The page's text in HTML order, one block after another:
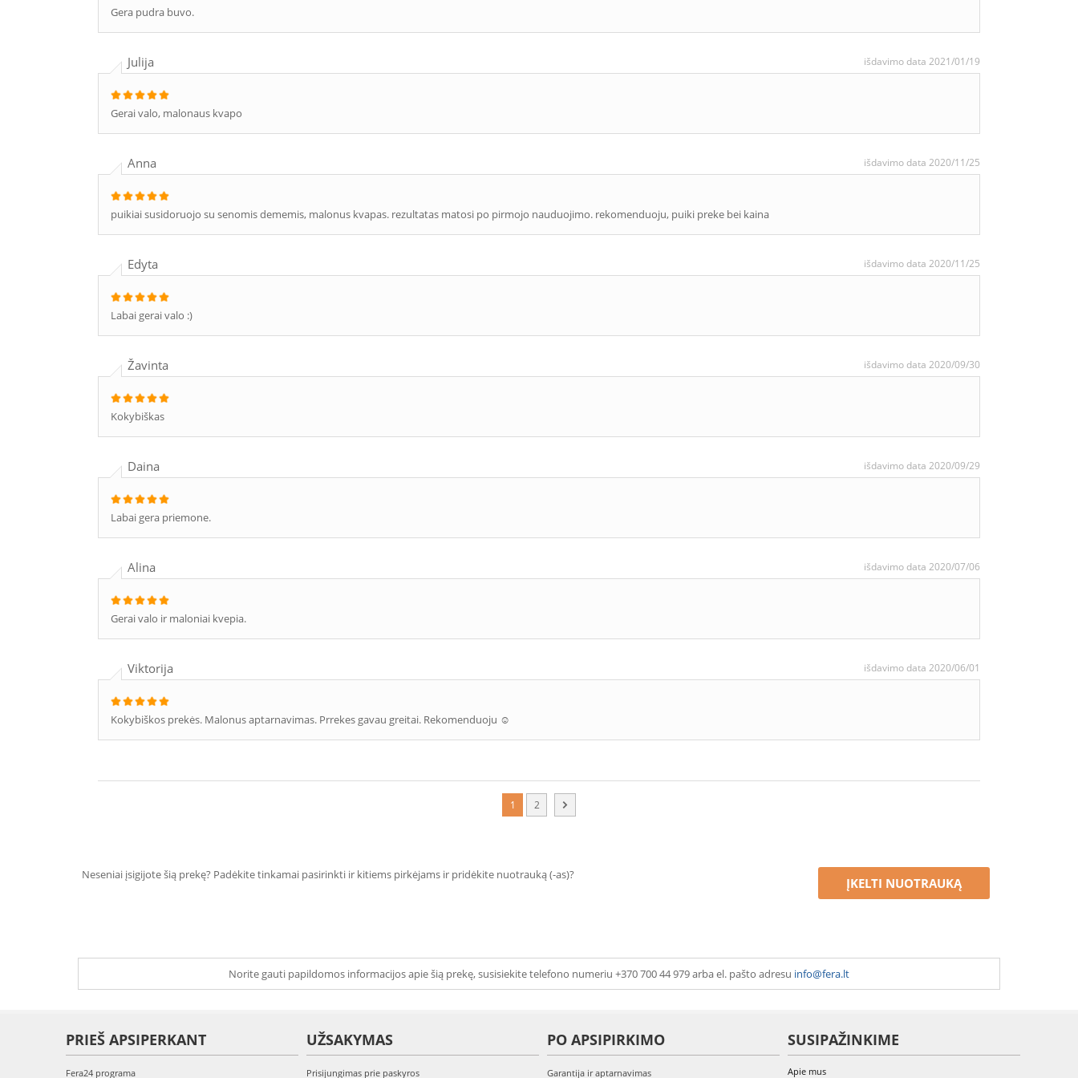
Gera pudra buvo.
Julija išdavimo data 2021/01/19
Gerai valo, malonaus kvapo
Anna išdavimo data 2020/11/25
puikiai susidoruojo su senomis dememis, malonus kvapas. rezultatas matosi po pirmojo nauduojimo. rekomenduoju, puiki preke bei kaina
Edyta išdavimo data 2020/11/25
Labai gerai valo :)
Žavinta išdavimo data 2020/09/30
Kokybiškas
Daina išdavimo data 2020/09/29
Labai gera priemone.
Alina išdavimo data 2020/07/06
Gerai valo ir maloniai kvepia.
Viktorija išdavimo data 2020/06/01
Kokybiškos prekės. Malonus aptarnavimas. Prrekes gavau greitai. Rekomenduoju ☺️
1 2
Neseniai įsigijote šią prekę? Padėkite tinkamai pasirinkti ir kitiems pirkėjams ir pridėkite nuotrauką (-as)?
ĮKELTI NUOTRAUKĄ
Norite gauti papildomos informacijos apie šią prekę, susisiekite telefono numeriu +370 700 44 979 arba el. pašto adresu info@fera.lt
PRIEŠ APSIPERKANT
Fera24 programa
UŽSAKYMAS
Prisijungimas prie paskyros
PO APSIPIRKIMO
Garantija ir aptarnavimas
SUSIPAŽINKIME
Apie mus